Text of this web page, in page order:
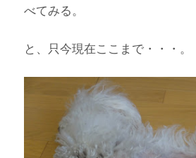
べてみる。
と、只今現在ここまで・・・。